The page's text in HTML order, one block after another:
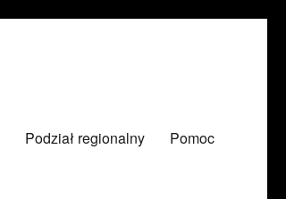
Podział regionalny Pomoc